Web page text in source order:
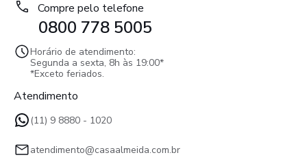
Compre pelo telefone
0800 778 5005
Horário de atendimento:
Segunda a sexta, 8h às 19:00*
*Exceto feriados.
Atendimento
(11) 9 8880 - 1020
atendimento@casaalmeida.com.br